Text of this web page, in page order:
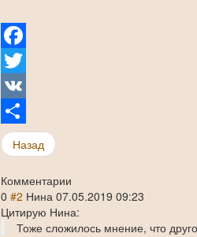
Facebook
Twitter
VK
Share
Назад
Комментарии
0 #2 Нина 07.05.2019 09:23
Цитирую Нина:
Тоже сложилось мнение, что